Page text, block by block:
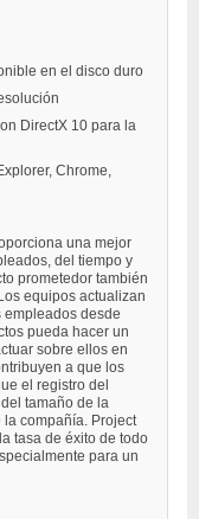
en el disco duro
DirectX 10 para la
Chrome,
una mejor
del tiempo y
prometedor también
equipos actualizan
empleados desde
pueda hacer un
sobre ellos en
a que los
el registro del
tamaño de la
compañía. Project
tasa de éxito de todo
para un